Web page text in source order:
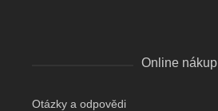
Online nákup
Otázky a odpovědi